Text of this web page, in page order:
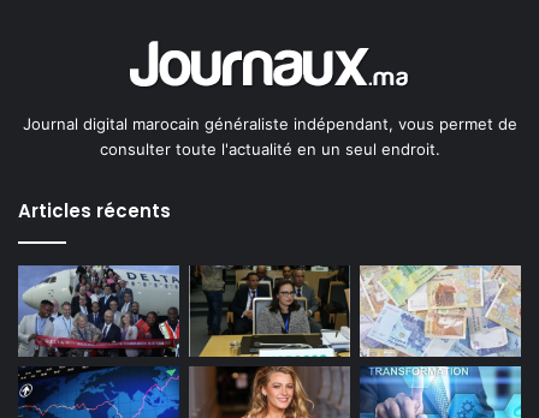
Journal digital marocain généraliste indépendant, vous permet de
consulter toute l'actualité en un seul endroit.
Articles récents